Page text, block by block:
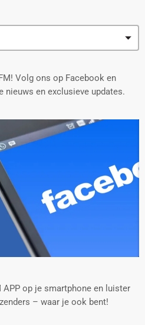
Volg ons op Facebook en
nieuws en exclusieve updates.
op je smartphone en luister
– waar je ook bent!